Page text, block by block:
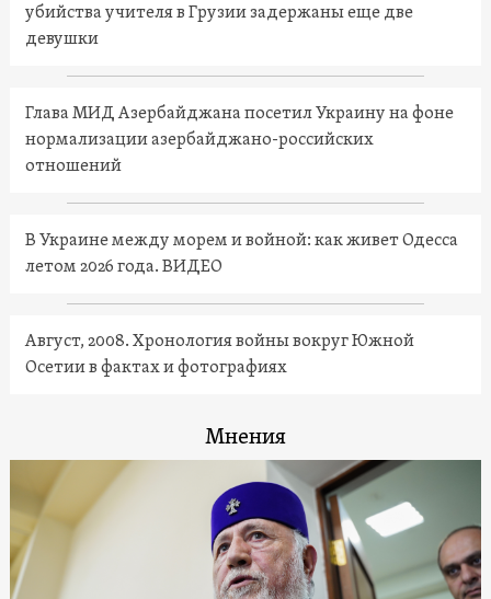
убийства учителя в Грузии задержаны еще две
девушки
Глава МИД Азербайджана посетил Украину на фоне
нормализации азербайджано-российских
отношений
В Украине между морем и войной: как живет Одесса
летом 2026 года. ВИДЕО
Август, 2008. Хронология войны вокруг Южной
Осетии в фактах и фотографиях
Мнения